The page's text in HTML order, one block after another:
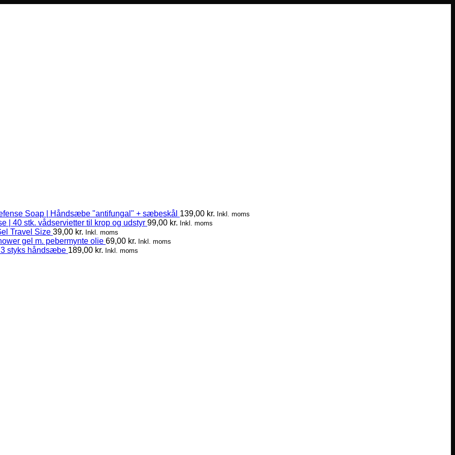
Soap | Håndsæbe "antifungal" + sæbeskål 139,00 kr. Inkl. moms
| 40 stk. vådservietter til krop og udstyr 99,00 kr. Inkl. moms
Travel Size 39,00 kr. Inkl. moms
gel m. pebermynte olie 69,00 kr. Inkl. moms
styks håndsæbe 189,00 kr. Inkl. moms